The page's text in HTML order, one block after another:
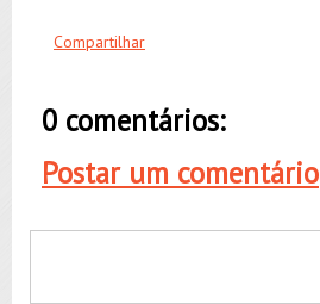
Compartilhar
0 comentários:
Postar um comentário